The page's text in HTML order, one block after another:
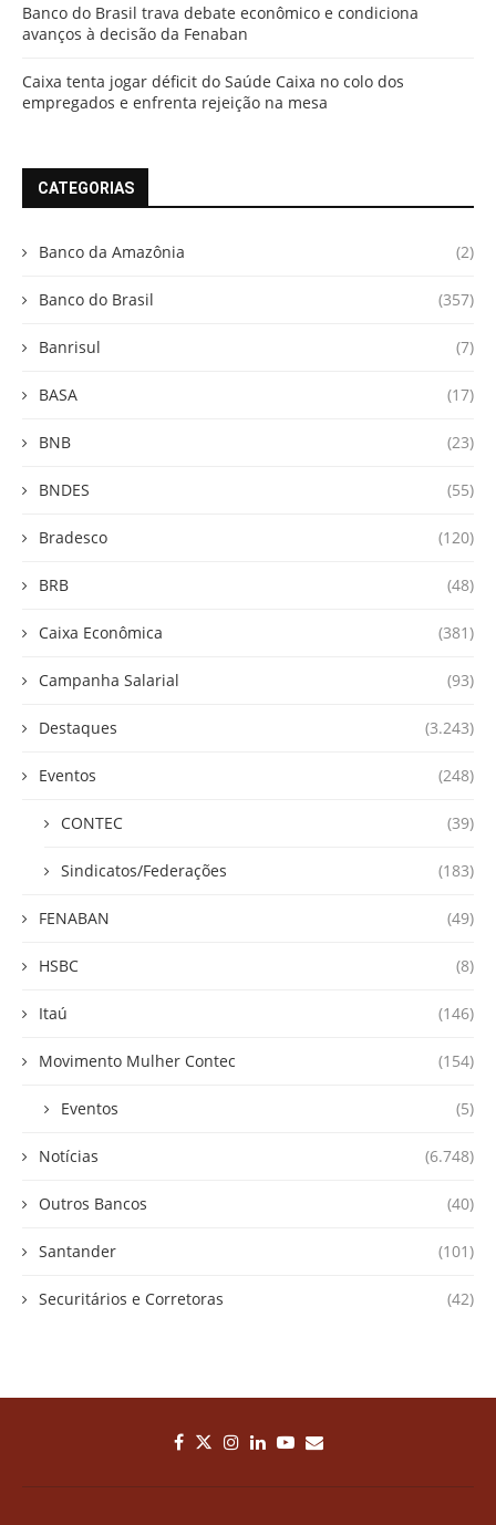
Banco do Brasil trava debate econômico e condiciona
avanços à decisão da Fenaban
Caixa tenta jogar déficit do Saúde Caixa no colo dos
empregados e enfrenta rejeição na mesa
CATEGORIAS
Banco da Amazônia (2)
Banco do Brasil (357)
Banrisul (7)
BASA (17)
BNB (23)
BNDES (55)
Bradesco (120)
BRB (48)
Caixa Econômica (381)
Campanha Salarial (93)
Destaques (3.243)
Eventos (248)
CONTEC (39)
Sindicatos/Federações (183)
FENABAN (49)
HSBC (8)
Itaú (146)
Movimento Mulher Contec (154)
Eventos (5)
Notícias (6.748)
Outros Bancos (40)
Santander (101)
Securitários e Corretoras (42)